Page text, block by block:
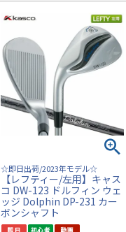
☆即日出荷/2023年モデル☆
【レフティー/左用】キャス
コ DW-123 ドルフィン ウェ
ッジ Dolphin DP-231 カー
ボンシャフト